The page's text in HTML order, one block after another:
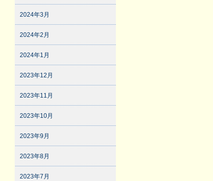
2024年3月
2024年2月
2024年1月
2023年12月
2023年11月
2023年10月
2023年9月
2023年8月
2023年7月